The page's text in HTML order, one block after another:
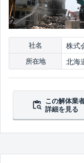
社名 株式
所在地 北海
この解体業
詳細を見る